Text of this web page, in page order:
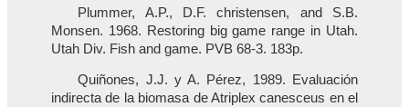
Plummer, A.P., D.F. christensen, and S.B.
Monsen. 1968. Restoring big game range in Utah.
Utah Div. Fish and game. PVB 68-3. 183p.
Quiñones, J.J. y A. Pérez, 1989. Evaluación
indirecta de la biomasa de Atriplex canesceus en el